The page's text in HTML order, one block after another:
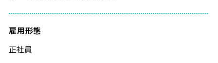
雇用形態
正社員